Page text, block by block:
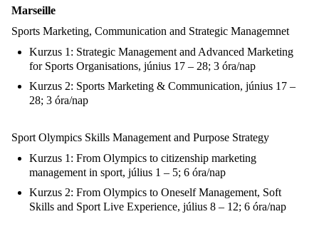
Marseille
Sports Marketing, Communication and Strategic Managemnet
Kurzus 1: Strategic Management and Advanced Marketing
for Sports Organisations, június 17 – 28; 3 óra/nap
Kurzus 2: Sports Marketing & Communication, június 17 –
28; 3 óra/nap
Sport Olympics Skills Management and Purpose Strategy
Kurzus 1: From Olympics to citizenship marketing
management in sport, július 1 – 5; 6 óra/nap
Kurzus 2: From Olympics to Oneself Management, Soft
Skills and Sport Live Experience, július 8 – 12; 6 óra/nap